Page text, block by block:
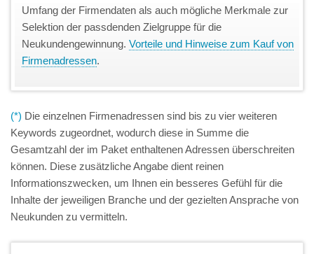
Umfang der Firmendaten als auch mögliche Merkmale zur
Selektion der passdenden Zielgruppe für die
Neukundengewinnung. Vorteile und Hinweise zum Kauf von
Firmenadressen.
(*) Die einzelnen Firmenadressen sind bis zu vier weiteren
Keywords zugeordnet, wodurch diese in Summe die
Gesamtzahl der im Paket enthaltenen Adressen überschreiten
können. Diese zusätzliche Angabe dient reinen
Informationszwecken, um Ihnen ein besseres Gefühl für die
Inhalte der jeweiligen Branche und der gezielten Ansprache von
Neukunden zu vermitteln.